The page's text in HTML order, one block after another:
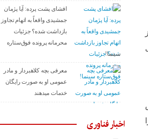
افشای پشت پرده: آیا پژمان
جمشیدی واقعاً به اتهام تجاوز
بازداشت شده؟ جزئیات
محرمانه پرونده فوق‌ستاره
سینما!
معرفی بچه کلاهبردار و مادر
عمومی او به صورت رایگان
خدمات میدهند
اخبار فناوری